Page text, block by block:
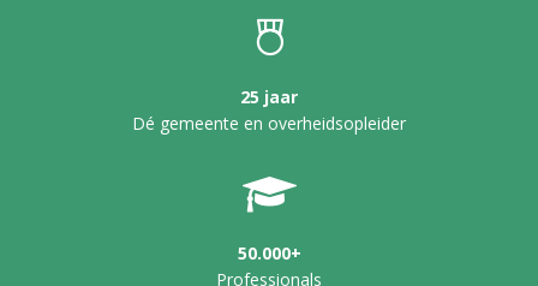
25 jaar
Dé gemeente en overheidsopleider
50.000+
Professionals